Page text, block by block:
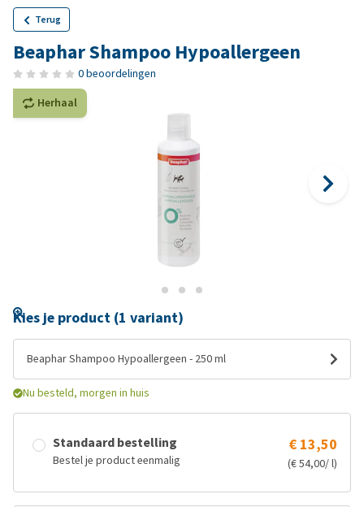
Terug
Beaphar Shampoo Hypoallergeen
0 beoordelingen
Herhaal
Kies je product (1 variant)
Beaphar Shampoo Hypoallergeen - 250 ml
Nu besteld, morgen in huis
Standaard bestelling
Bestel je product eenmalig
€ 13,50
(€ 54,00/ l)